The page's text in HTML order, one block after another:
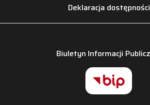
Deklaracja dostępności
Biuletyn Informacji